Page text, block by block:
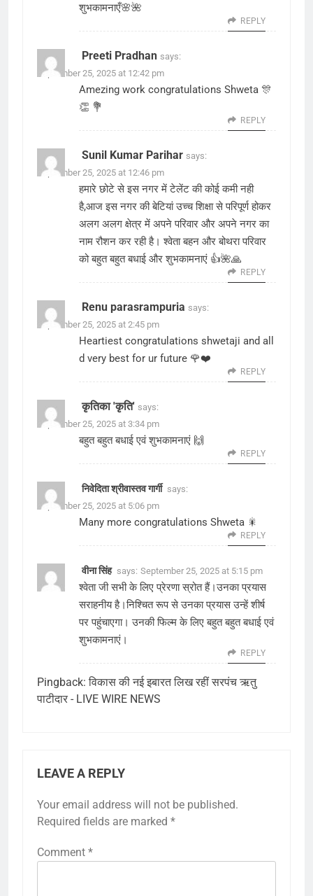
शुभकामनाएँ🌸🌺
REPLY
Preeti Pradhan says:
September 25, 2025 at 12:42 pm
Amezing work congratulations Shweta 🎊
👏 💐
REPLY
Sunil Kumar Parihar says:
September 25, 2025 at 12:46 pm
हमारे छोटे से इस नगर में टेलेंट की कोई कमी नही
है,आज इस नगर की बेटियां उच्च शिक्षा से परिपूर्ण होकर
अलग अलग क्षेत्र में अपने परिवार और अपने नगर का
नाम रौशन कर रही है। श्वेता बहन और बोथरा परिवार
को बहुत बहुत बधाई और शुभकामनाएं 👍🌺🙏
REPLY
Renu parasrampuria says:
September 25, 2025 at 2:45 pm
Heartiest congratulations shwetaji and all
d very best for ur future 🌹❤️
REPLY
कृतिका 'कृति' says:
September 25, 2025 at 3:34 pm
बहुत बहुत बधाई एवं शुभकामनाएं 🙌
REPLY
निवेदिता श्रीवास्तव गार्गी says:
September 25, 2025 at 5:06 pm
Many more congratulations Shweta 🎇
REPLY
वीना सिंह says: September 25, 2025 at 5:15 pm
श्वेता जी सभी के लिए प्रेरणा स्रोत हैं।उनका प्रयास
सराहनीय है।निश्चित रूप से उनका प्रयास उन्हें शीर्ष
पर पहुंचाएगा। उनकी फिल्म के लिए बहुत बहुत बधाई एवं
शुभकामनाएं।
REPLY
Pingback:विकास की नई इबारत लिख रहीं सरपंच ऋतु
पाटीदार - LIVE WIRE NEWS
LEAVE A REPLY
Your email address will not be published.
Required fields are marked *
Comment *